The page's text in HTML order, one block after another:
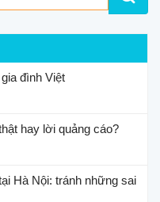
đình Việt
hay lời quảng cáo?
Hà Nội: tránh những sai